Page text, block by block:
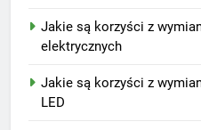
Jakie są korzyści z
elektrycznych
Jakie są korzyści z
LED